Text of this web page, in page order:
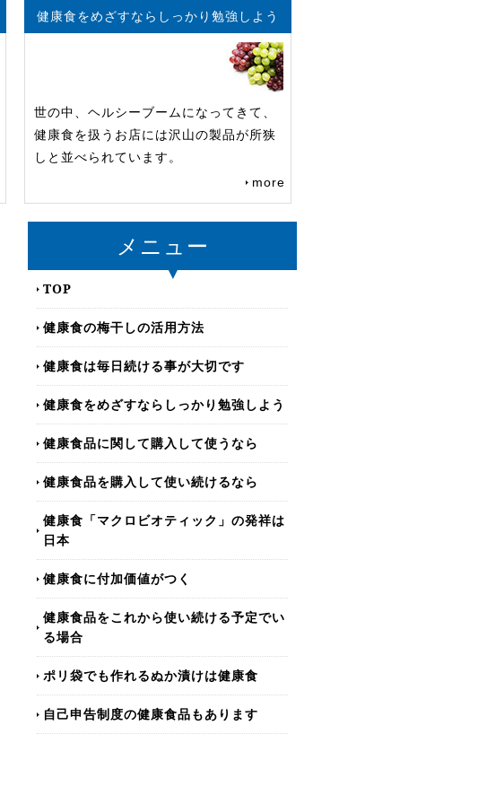
健康食をめざすならしっかり勉強しよう
世の中、ヘルシーブームになってきて、
健康食を扱うお店には沢山の製品が所狭
しと並べられています。
more
メニュー
TOP
健康食の梅干しの活用方法
健康食は毎日続ける事が大切です
健康食をめざすならしっかり勉強しよう
健康食品に関して購入して使うなら
健康食品を購入して使い続けるなら
健康食「マクロビオティック」の発祥は
日本
健康食に付加価値がつく
健康食品をこれから使い続ける予定でい
る場合
ポリ袋でも作れるぬか漬けは健康食
自己申告制度の健康食品もあります